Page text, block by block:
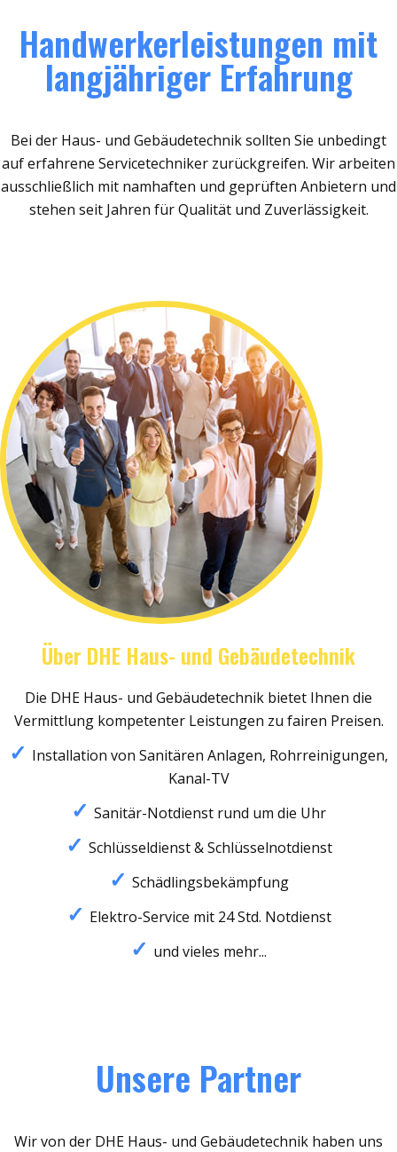
Handwerkerleistungen mit
langjähriger Erfahrung
Bei der Haus- und Gebäudetechnik sollten Sie unbedingt
auf erfahrene Servicetechniker zurückgreifen. Wir arbeiten
ausschließlich mit namhaften und geprüften Anbietern und
stehen seit Jahren für Qualität und Zuverlässigkeit.
Über DHE Haus- und Gebäudetechnik
Die DHE Haus- und Gebäudetechnik bietet Ihnen die
Vermittlung kompetenter Leistungen zu fairen Preisen.
Installation von Sanitären Anlagen, Rohrreinigungen,
Kanal-TV
Sanitär-Notdienst rund um die Uhr
Schlüsseldienst & Schlüsselnotdienst
Schädlingsbekämpfung
Elektro-Service mit 24 Std. Notdienst
und vieles mehr...
Unsere Partner
Wir von der DHE Haus- und Gebäudetechnik haben uns